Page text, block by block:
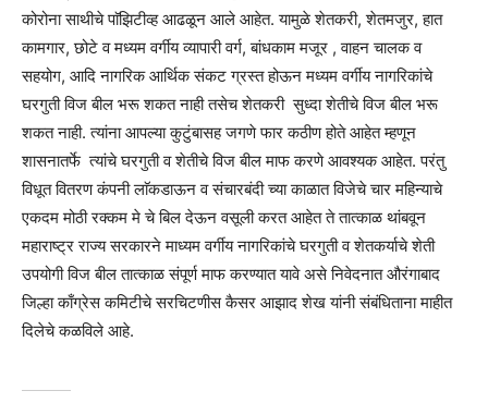
कोरोना साथीचे पाॅझिटीव्ह आढळून आले आहेत. यामुळे शेतकरी, शेतमजुर, हात
कामगार, छोटे व मध्यम वर्गीय व्यापारी वर्ग, बांधकाम मजूर , वाहन चालक व
सहयोग, आदि नागरिक आर्थिक संकट ग्रस्त होऊन मध्यम वर्गीय नागरिकांचे
घरगुती विज बील भरू शकत नाही तसेच शेतकरी सुध्दा शेतीचे विज बील भरू
शकत नाही. त्यांना आपल्या कुटुंबासह जगणे फार कठीण होते आहेत म्हणून
शासनातर्फे त्यांचे घरगुती व शेतीचे विज बील माफ करणे आवश्यक आहेत. परंतु
विधूत वितरण कंपनी लाॅकडाऊन व संचारबंदी च्या काळात विजेचे चार महिन्याचे
एकदम मोठी रक्कम मे चे बिल देऊन वसूली करत आहेत ते तात्काळ थांबवून
महाराष्ट्र राज्य सरकारने माध्यम वर्गीय नागरिकांचे घरगुती व शेतकर्याचे शेती
उपयोगी विज बील तात्काळ संपूर्ण माफ करण्यात यावे असे निवेदनात औरंगाबाद
जिल्हा काँग्रेस कमिटीचे सरचिटणीस कैसर आझाद शेख यांनी संबंधिताना माहीत
दिलेचे कळविले आहे.